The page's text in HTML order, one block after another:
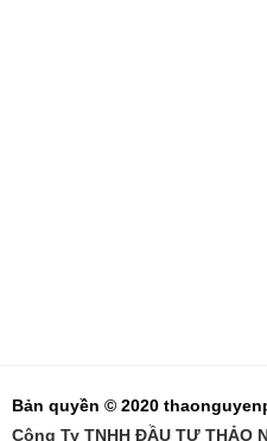
Bản quyền © 2020
Công Ty TNHH ĐẦU TƯ THẢO